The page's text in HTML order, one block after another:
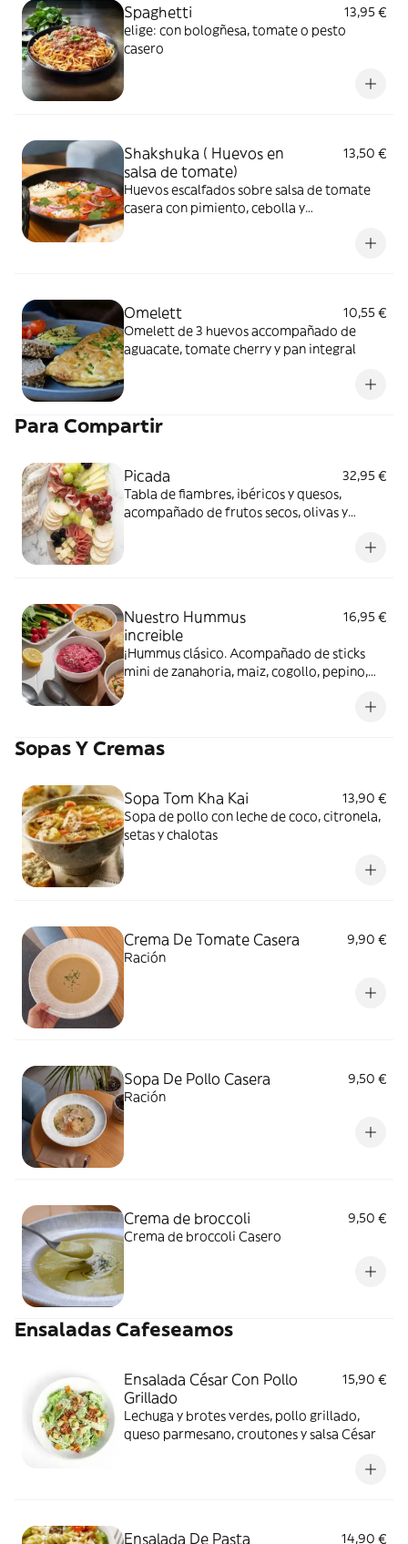
Spaghetti
13,95 €
elige: con bologñesa, tomate o pesto
casero
Shakshuka ( Huevos en
salsa de tomate)
13,50 €
Huevos escalfados sobre salsa de tomate
casera con pimiento, cebolla y
Omelett
10,55 €
Omelett de 3 huevos accompañado de
aguacate, tomate cherry y pan integral
Para Compartir
Picada
32,95 €
Tabla de fiambres, ibéricos y quesos,
acompañado de frutos secos, olivas y
Nuestro Hummus
increible
16,95 €
¡Hummus clásico. Acompañado de sticks
mini de zanahoria, maiz, cogollo, pepino,
Sopas Y Cremas
Sopa Tom Kha Kai
13,90 €
Sopa de pollo con leche de coco, citronela,
setas y chalotas
Crema De Tomate Casera
9,90 €
Ración
Sopa De Pollo Casera
9,50 €
Ración
Crema de broccoli
9,50 €
Crema de broccoli Casero
Ensaladas Cafeseamos
Ensalada César Con Pollo
Grillado
15,90 €
Lechuga y brotes verdes, pollo grillado,
queso parmesano, croutones y salsa César
Ensalada De Pasta 14,90 €